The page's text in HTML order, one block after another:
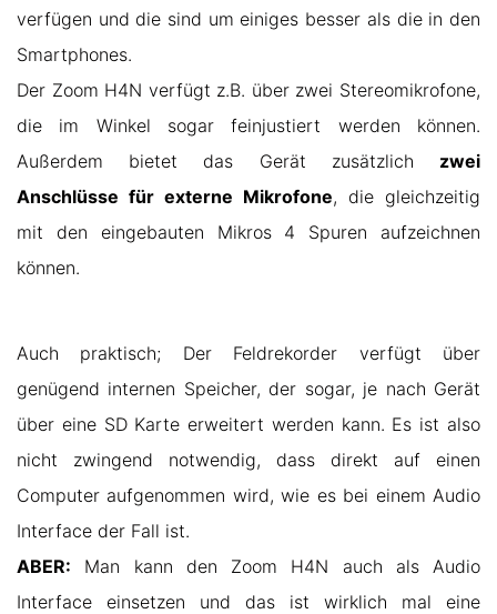
verfügen und die sind um einiges besser als die in den
Smartphones.
Der Zoom H4N verfügt z.B. über zwei Stereomikrofone,
die im Winkel sogar feinjustiert werden können.
Außerdem bietet das Gerät zusätzlich zwei
Anschlüsse für externe Mikrofone, die gleichzeitig
mit den eingebauten Mikros 4 Spuren aufzeichnen
können.
Auch praktisch; Der Feldrekorder verfügt über
genügend internen Speicher, der sogar, je nach Gerät
über eine SD Karte erweitert werden kann. Es ist also
nicht zwingend notwendig, dass direkt auf einen
Computer aufgenommen wird, wie es bei einem Audio
Interface der Fall ist.
ABER: Man kann den Zoom H4N auch als Audio
Interface einsetzen und das ist wirklich mal eine